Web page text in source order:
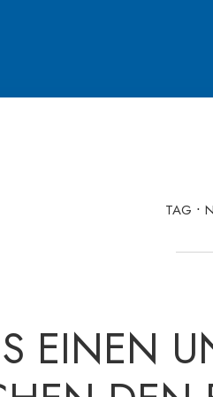
TAG
EINEN